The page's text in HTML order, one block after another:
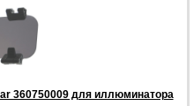
360750009 для иллюминатора